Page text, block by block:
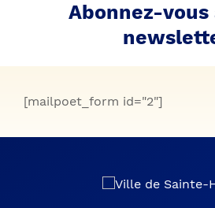
Abonnez-
[mailpoet_form id="2"]